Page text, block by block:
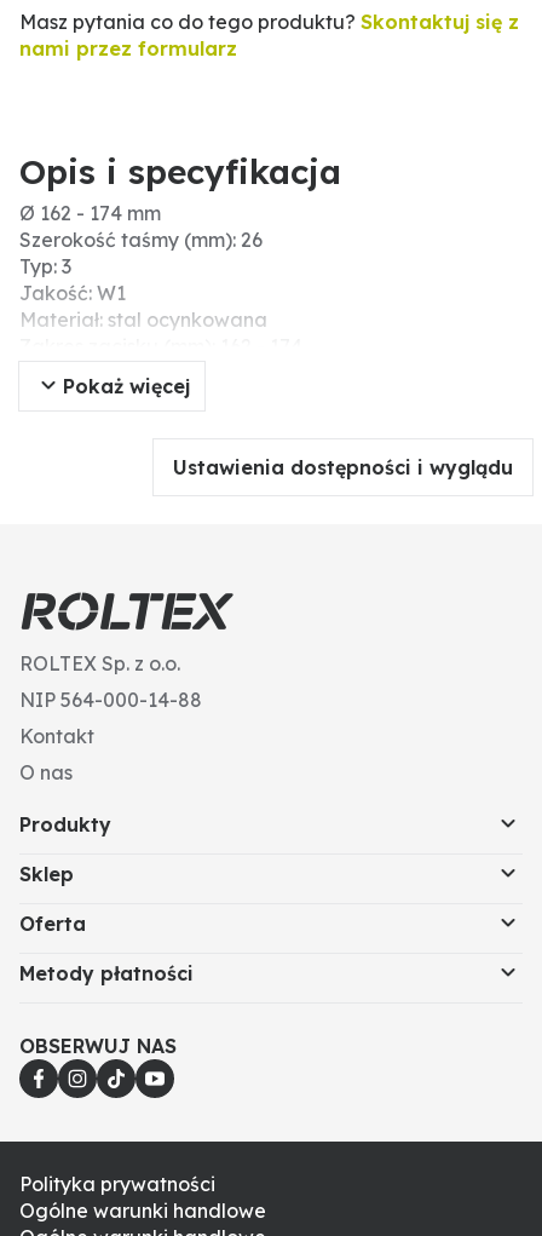
Masz pytania co do tego produktu? Skontaktuj się z
nami przez formularz
Opis i specyfikacja
Ø 162 - 174 mm
Szerokość taśmy (mm): 26
Typ: 3
Jakość: W1
Materiał: stal ocynkowana
Pasuje do węża z Ø wew. (mm): 150
Dodatkowe informacje: śruby i nakrętki wykonane ze
taśma i mostek ze stali szlachetnej AISI 430
Pokaż więcej
Ustawienia dostępności i wyglądu
ROLTEX Sp. z o.o.
NIP 564-000-14-88
Kontakt
O nas
Produkty
Sklep
Oferta
Metody płatności
OBSERWUJ NAS
Polityka prywatności
Ogólne warunki handlowe